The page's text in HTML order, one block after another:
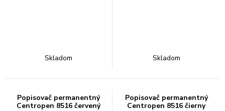
Skladom Skladom
Popisovač permanentný
Centropen 8516 červený
Popisovač permanentný
Centropen 8516 čierny